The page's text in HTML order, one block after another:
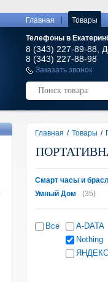
Главная Товары
Телефоны в
8 (343) 227-89-88,
8 (343) 227-88-98
Заказать звонок
Главная / Товары /
Смарт часы и
Умный Дом
(35)
Все A-DATA
Nothing
ЯНДЕКС